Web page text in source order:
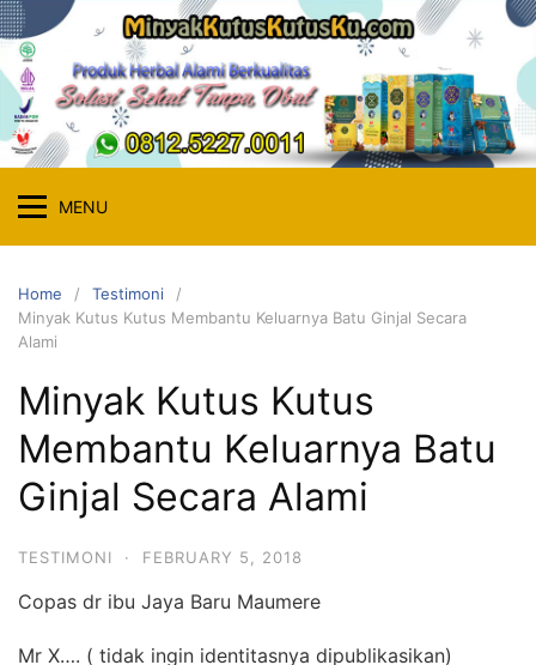
Skip
to
content
MENU
Home
Testimoni
Minyak Kutus Kutus Membantu Keluarnya Batu Ginjal Secara
Alami
Minyak Kutus Kutus
Membantu Keluarnya Batu
Ginjal Secara Alami
TESTIMONI · FEBRUARY 5, 2018
Copas dr ibu Jaya Baru Maumere
Mr X…. ( tidak ingin identitasnya dipublikasikan)